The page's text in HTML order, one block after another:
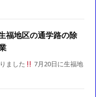
福地区の通学路の除
ました
7月20日に生福地